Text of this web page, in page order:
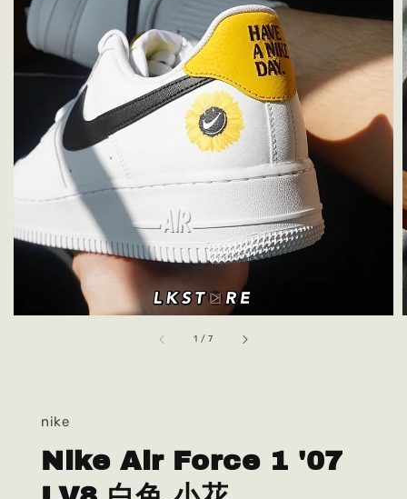
1 /7
nike
Nike Air Force 1 '07